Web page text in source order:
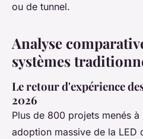
ou de tunnel.
Analyse
systèmes
Le retour d'expérience
2026
Plus de 800 projets menés à
adoption massive de la LED